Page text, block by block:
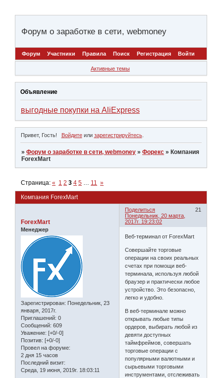
Форум о заработке в сети, webmoney
Форум Участники Правила Поиск Регистрация Войти
Активные темы
Объявление
выгодные покупки на AliExpress
Привет, Гость! Войдитеили зарегистрируйтесь.
»Форум о заработке в сети, webmoney »Форекс » Компания
ForexMart
Компания ForexMart
Страница:« 1 2 3 4 5 … 11 »
Поделиться
21
Понедельник, 20 марта,
2017г. 19:23:02
ForexMart
Менеджер
Зарегистрирован: Понедельник, 23
января, 2017г.
Приглашений: 0
Сообщений: 609
Уважение: [+0/-0]
Позитив: [+0/-0]
Провел на форуме:
2 дня 15 часов
Последний визит:
Среда, 19 июня, 2019г. 18:03:11
Веб-терминал от ForexMart
Совершайте торговые
операции на своих реальных
счетах при помощи веб-
терминала, используя любой
браузер и практически любое
устройство. Это безопасно,
легко и удобно.
В веб-терминале можно
открывать любые типы
ордеров, выбирать любой из
девяти доступных
таймфреймов, совершать
торговые операции с
популярными валютными и
сырьевыми торговыми
инструментами, отслеживать